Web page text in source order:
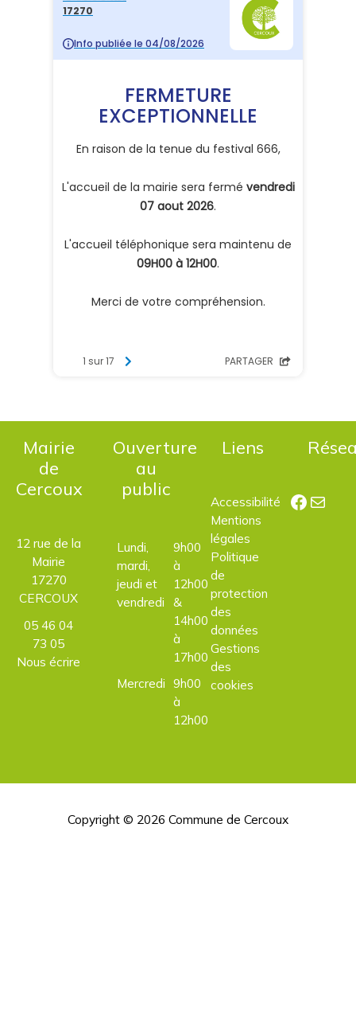
Mairie
de
Cercoux
12 rue de la
Mairie
17270
CERCOUX
05 46 04
73 05
Nous écrire
Ouverture
au
public
Lundi,
mardi,
jeudi et
vendredi
9h00
à
12h00
&
14h00
à
17h00
Mercredi 9h00
à
12h00
Liens
Accessibilité
Mentions
légales
Politique
de
protection
des
données
Gestions
des
cookies
E-mail
Copyright © 2026 Commune de Cercoux